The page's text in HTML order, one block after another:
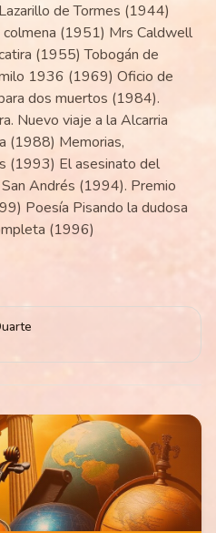
de Tormes (1944)
(1951) Mrs Caldwell
(1955) Tobogán de
1936 (1969) Oficio de
dos muertos (1984).
Nuevo viaje a la Alcarria
(1988) Memorias,
(1993) El asesinato del
Andrés (1994). Premio
Poesía Pisando la dudosa
(1996)